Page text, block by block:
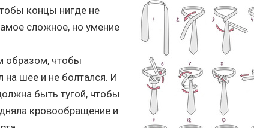
концы нигде не
сложное, но умение
образом, чтобы
на шее и не болтался. И
быть тугой, чтобы
кровообращение и